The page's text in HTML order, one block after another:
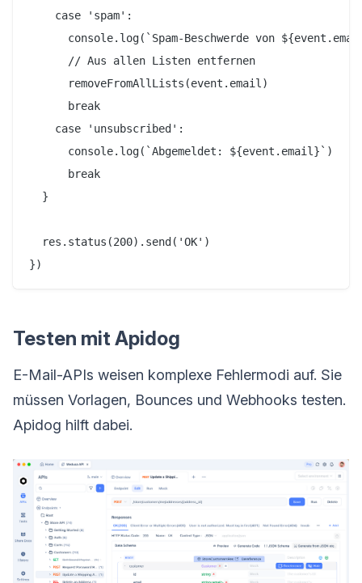
    case 'spam':
console.log(`Spam-Beschwerde von
      // Aus allen Listen entfernen
      removeFromAllLists(event.email)
      break
    case 'unsubscribed':
      console.log(`Abgemeldet: ${event.email}`)
      break
  }
  res.status(200).send('OK')
Testen mit Apidog
E-Mail-APIs weisen komplexe Fehlermodi auf. Sie
müssen Vorlagen, Bounces und Webhooks testen.
Apidog hilft dabei.